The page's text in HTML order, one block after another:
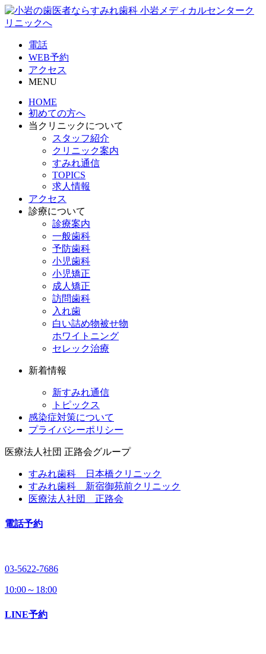
電話
WEB予約
アクセス
MENU
HOME
初めての方へ
当クリニックについて
スタッフ紹介
クリニック案内
すみれ通信
TOPICS
求人情報
アクセス
診療について
診療案内
一般歯科
予防歯科
小児歯科
小児矯正
成人矯正
訪問歯科
入れ歯
白い詰め物被せ物
ホワイトニング
セレック治療
新着情報
新すみれ通信
トピックス
感染症対策について
プライバシーポリシー
医療法人社団 正路会グループ
すみれ歯科 日本橋クリニック
すみれ歯科 新宿御苑前クリニック
医療法人社団 正路会
電話予約
03-5622-7686
10:00～18:00
LINE予約